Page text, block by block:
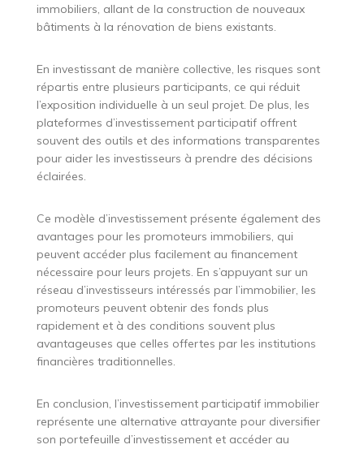
immobiliers, allant de la construction de nouveaux
bâtiments à la rénovation de biens existants.
En investissant de manière collective, les risques sont
répartis entre plusieurs participants, ce qui réduit
l’exposition individuelle à un seul projet. De plus, les
plateformes d’investissement participatif offrent
souvent des outils et des informations transparentes
pour aider les investisseurs à prendre des décisions
éclairées.
Ce modèle d’investissement présente également des
avantages pour les promoteurs immobiliers, qui
peuvent accéder plus facilement au financement
nécessaire pour leurs projets. En s’appuyant sur un
réseau d’investisseurs intéressés par l’immobilier, les
promoteurs peuvent obtenir des fonds plus
rapidement et à des conditions souvent plus
avantageuses que celles offertes par les institutions
financières traditionnelles.
En conclusion, l’investissement participatif immobilier
représente une alternative attrayante pour diversifier
son portefeuille d’investissement et accéder au